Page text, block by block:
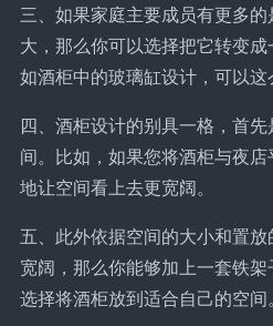
三、如果家庭主要成员有更多
大，那么你可以选择把它转变
如酒柜中的玻璃缸设计，可以这
四、酒柜设计的别具一格，首
间。比如，如果您将酒柜与夜
地让空间看上去更宽阔。
五、此外依据空间的大小和置
宽阔，那么你能够加上一套铁
选择将酒柜放到适合自己的空间。